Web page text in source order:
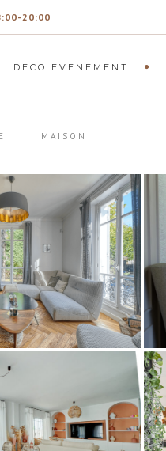
20:00
DECO EVENEMENT
MAISON